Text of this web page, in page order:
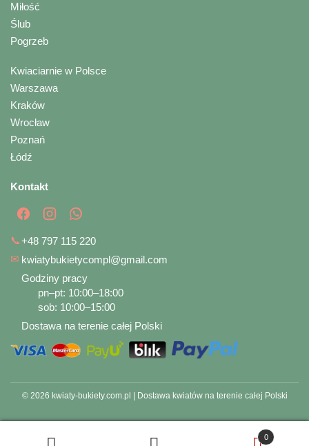
Miłość
Ślub
Pogrzeb
Kwiaciarnie w Polsce
Warszawa
Kraków
Wrocław
Poznań
Łódź
Kontakt
📞+48 797 115 220
✉ kwiatybukietycompl@gmail.com
Godziny pracy
pn–pt: 10:00–18:00
sob: 10:00–15:00
Dostawa na terenie całej Polski
0
© 2026 kwiaty-bukiety.com.pl | Dostawa kwiatów na terenie całej Polski